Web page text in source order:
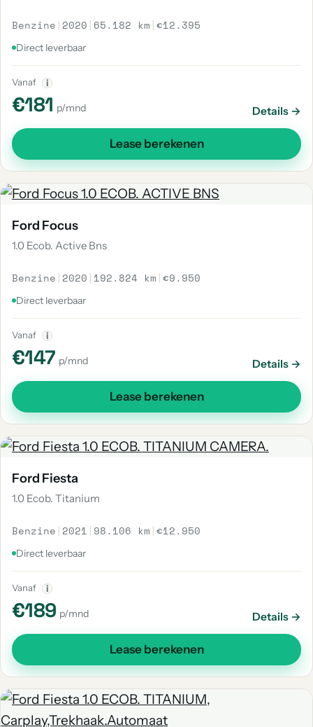
Benzine | 2020 | 65.182 km |€12.395
Direct leverbaar
Vanaf i
€181 p/mnd Details →
Lease berekenen
Ford Focus
1.0 Ecob. Active Bns
Benzine | 2020 | 192.824 km |€9.950
Direct leverbaar
Vanaf i
€147 p/mnd Details →
Lease berekenen
Ford Fiesta
1.0 Ecob. Titanium
Benzine | 2021 | 98.106 km |€12.950
Direct leverbaar
Vanaf i
€189 p/mnd Details →
Lease berekenen